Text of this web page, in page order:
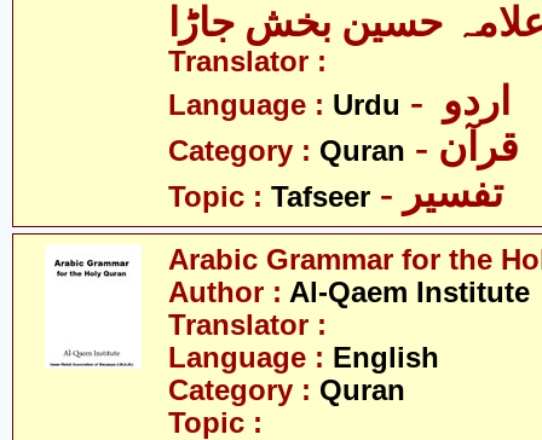
حسین بخش جاڑا
Translator :
Language : Urdu
Category : Quran - قرآن
Topic : Tafseer - تفسیر
Arabic Grammar for the
Author : Al-Qaem Institute
Translator :
Language : English
Category : Quran
Topic :